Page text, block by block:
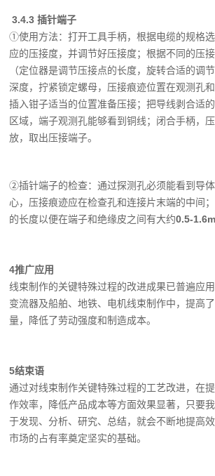
3.4.3 插针端子
①使用方法：打开工具手柄，根据电缆的规格
应的压接度，并调节好压接度；根据不同的压
（定位器是调节压接点的长度，旋转合适的调
深度，拧紧锁定螺母，压接痕迹位置在观测孔
插入钳子适当的位置准备压接；把导线剥合适
区域，端子观测孔能够看到铜线；闭合手柄，
放，取出压接端子。
②插针端子的检查：通过探测孔必须能看到导
心，压接痕迹应在检查孔和连接片末端的中间
的长度以便在端子和绝缘皮之间有大约0.5-
4推广应用
线束制作的关键特殊过程的改进成果已普遍应
变流器及船舶、地铁、电机线束制作中，提高
量，降低了劳动强度和制造成本。
5结束语
通过对线束制作关键特殊过程的工艺改进，在
作效率，降低产品成本等方面效果显著，只要
于发现、分析、研究、总结，就会不断地提高
市场的占有率奠定坚实的基础。